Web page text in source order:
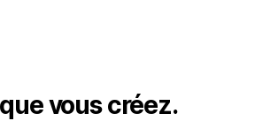
vous créez.